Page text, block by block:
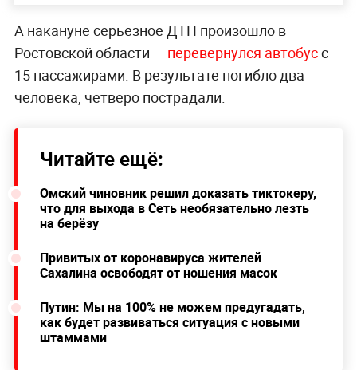
А накануне серьёзное ДТП произошло в
Ростовской области — перевернулся автобусс
15 пассажирами. В результате погибло два
человека, четверо пострадали.
Читайте ещё:
Омский чиновник решил доказать тиктокеру,
что для выхода в Сеть необязательно лезть
на берёзу
Привитых от коронавируса жителей
Сахалина освободят от ношения масок
Путин: Мы на 100% не можем предугадать,
как будет развиваться ситуация с новыми
штаммами